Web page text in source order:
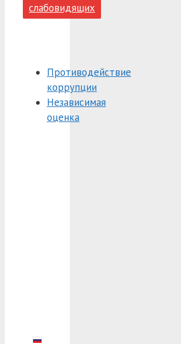
слабовидящих
Противодействие
коррупции
Независимая
оценка